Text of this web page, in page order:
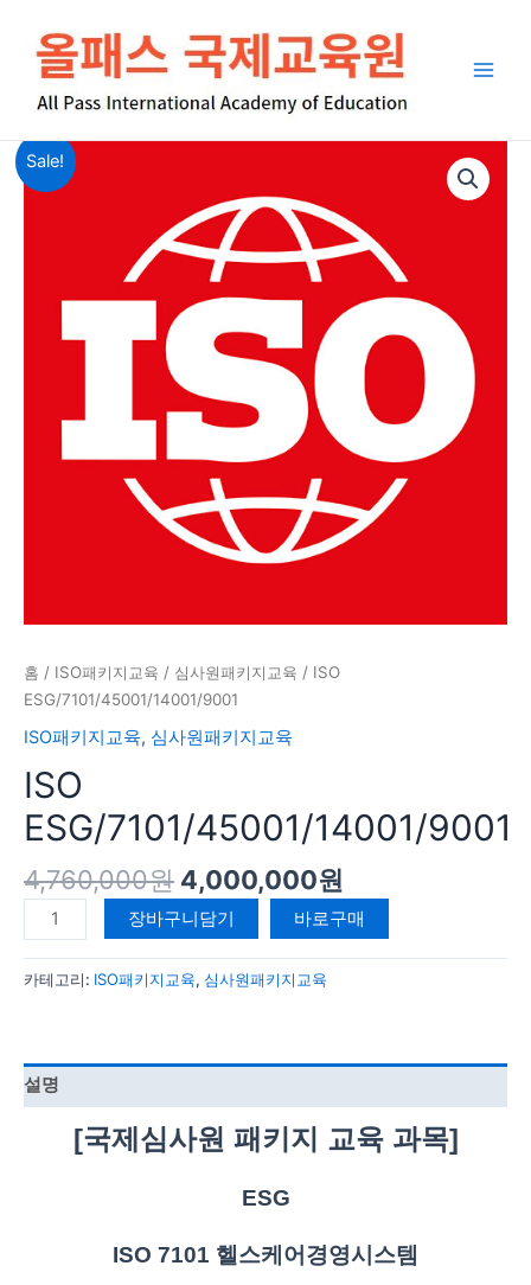
뛰
Sale!
홈 / ISO패키지교육 / 심사원패키지교육 / ISO
ESG/7101/45001/14001/9001
ISO패키지교육, 심사원패키지교육
ISO
ESG/7101/45001/14001/9001
4,760,000원
가
격:
4,760,000
원.
4,000,000원
격:
4,000,000
ISO
ESG/7101/45001/14001/9001
장바구니담기 바로구매
카테고리: ISO패키지교육, 심사원패키지교육
설명
[국제심사원 패키지 교육 과목]
ESG
ISO 7101 헬스케어경영시스템